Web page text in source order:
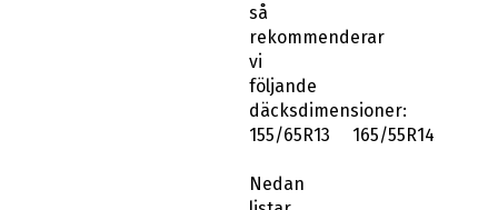
så
rekommenderar
vi
följande
däcksdimensioner:
155/65R13 165/55R14
Nedan